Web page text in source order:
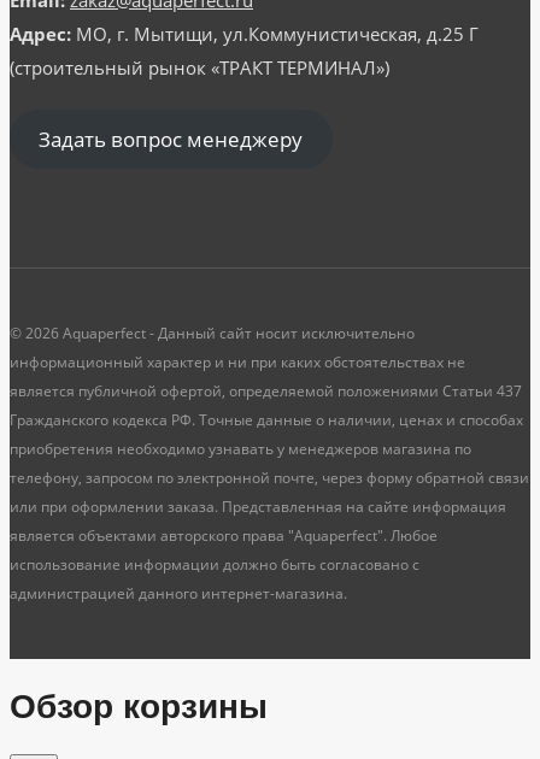
Адрес: МО, г. Мытищи, ул.Коммунистическая, д.25 Г
(строительный рынок «ТРАКТ ТЕРМИНАЛ»)
Задать вопрос менеджеру
© 2026 Aquaperfect - Данный сайт носит исключительно
информационный характер и ни при каких обстоятельствах не
является публичной офертой, определяемой положениями Статьи 437
Гражданского кодекса РФ. Точные данные о наличии, ценах и способах
приобретения необходимо узнавать у менеджеров магазина по
телефону, запросом по электронной почте, через форму обратной связи
или при оформлении заказа. Представленная на сайте информация
является объектами авторского права "Aquaperfect". Любое
использование информации должно быть согласовано с
администрацией данного интернет-магазина.
Обзор корзины